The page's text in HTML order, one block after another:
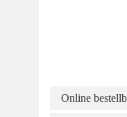
Online